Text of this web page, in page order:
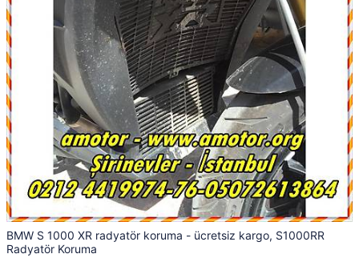
BMW S 1000 XR radyatör koruma - ücretsiz kargo, S1000RR
Radyatör Koruma